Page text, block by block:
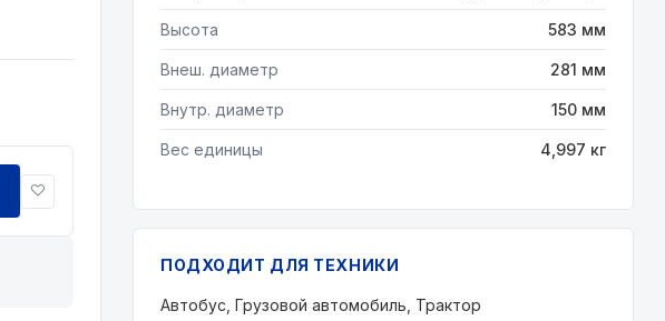
Высота 583 мм
Внеш. диаметр 281 мм
Внутр. диаметр 150 мм
Вес единицы 4,997 кг
ПОДХОДИТ ДЛЯ ТЕХНИКИ
Автобус, Грузовой автомобиль, Трактор